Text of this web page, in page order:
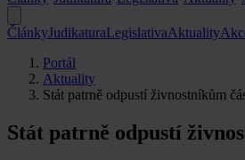
ČlánkyJudikaturaLegislativaAktuality
Portál
Aktuality
Stát patrně odpustí živnostníkům
Stát patrně odpustí